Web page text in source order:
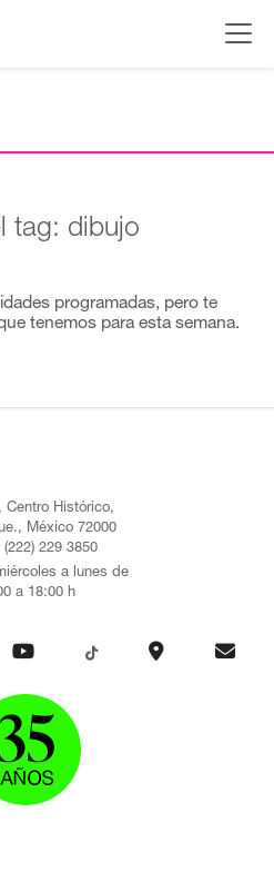
tag: dibujo
programadas, pero te
tenemos para esta semana.
Centro Histórico,
México 72000
(222) 229 3850
a lunes de
a 18:00 h